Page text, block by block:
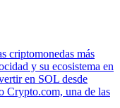
criptomonedas más
y su ecosistema en
en SOL desde
Crypto.com, una de las